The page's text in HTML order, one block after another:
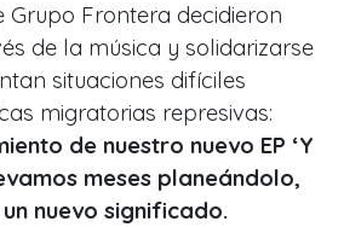
Grupo Frontera decidieron
de la música y solidarizarse
situaciones difíciles
migratorias represivas:
de nuestro nuevo EP ‘Y
meses planeándolo,
nuevo significado.